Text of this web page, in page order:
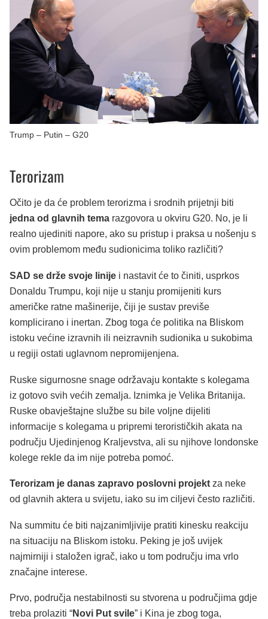
Trump – Putin – G20
Terorizam
Očito je da će problem terorizma i srodnih prijetnji biti
jedna od glavnih tema razgovora u okviru G20. No, je li
realno ujediniti napore, ako su pristup i praksa u nošenju s
ovim problemom među sudionicima toliko različiti?
SAD se drže svoje linije i nastavit će to činiti, usprkos
Donaldu Trumpu, koji nije u stanju promijeniti kurs
američke ratne mašinerije, čiji je sustav previše
komplicirano i inertan. Zbog toga će politika na Bliskom
istoku većine izravnih ili neizravnih sudionika u sukobima
u regiji ostati uglavnom nepromijenjena.
Ruske sigurnosne snage održavaju kontakte s kolegama
iz gotovo svih većih zemalja. Iznimka je Velika Britanija.
Ruske obavještajne službe su bile voljne dijeliti
informacije s kolegama u pripremi terorističkih akata na
području Ujedinjenog Kraljevstva, ali su njihove londonske
kolege rekle da im nije potreba pomoć.
Terorizam je danas zapravo poslovni projekt za neke
od glavnih aktera u svijetu, iako su im ciljevi često različiti.
Na summitu će biti najzanimljivije pratiti kinesku reakciju
na situaciju na Bliskom istoku. Peking je još uvijek
najmirniji i staložen igrač, iako u tom području ima vrlo
značajne interese.
Prvo, područja nestabilnosti su stvorena u područjima gdje
treba prolaziti “Novi Put svile” i Kina je zbog toga,